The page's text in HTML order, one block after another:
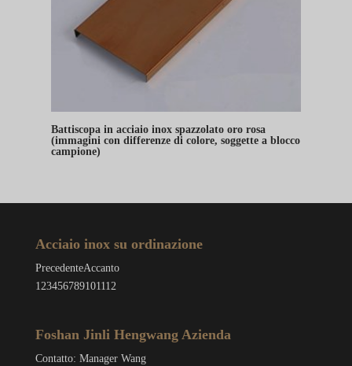
Battiscopa in acciaio inox spazzolato oro rosa
(immagini con differenze di colore, soggette a blocco
campione)
Acciaio inox su ordinazione
PrecedenteAccanto
1 234567891011 12
Foshan Jinli Hengwang Azienda
Contatto: Manager Wang